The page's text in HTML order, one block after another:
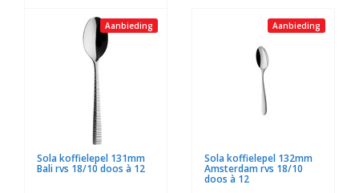
Aanbieding
Sola koffielepel 131mm
Bali rvs 18/10 doos à 12
Aanbieding
Sola koffielepel 132mm
Amsterdam rvs 18/10
doos à 12